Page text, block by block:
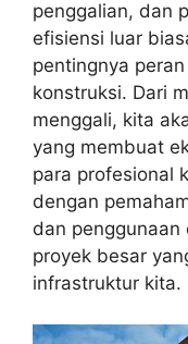
penggalian, dan
efisiensi luar
pentingnya
konstruksi. Dari
menggali, kita
yang membuat
para profesional
dengan
dan
proyek besar
infrastruktur kita.